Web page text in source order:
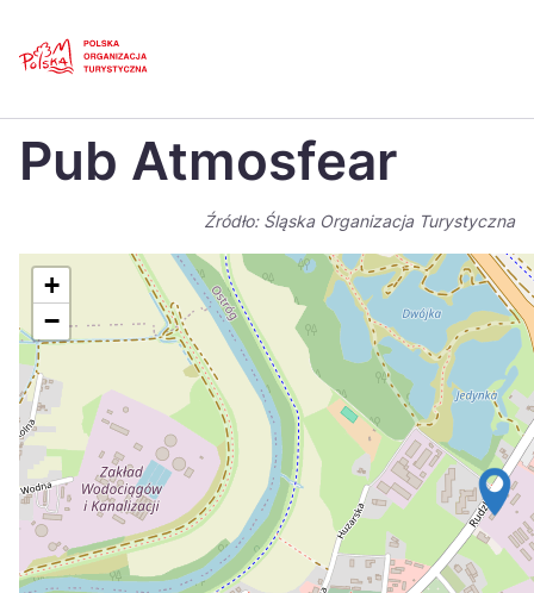
Polski
Español
Italiano
Nederlands 日本
Português
Suomi
Україна
Pub Atmosfear
Źródło: Śląska Organizacja Turystyczna
+
−